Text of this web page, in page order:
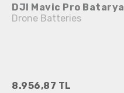
DJI Mavic Pro Batarya
Drone Batteries
8.956,87 TL